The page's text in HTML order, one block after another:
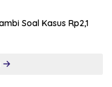
Soal Kasus Rp2,1